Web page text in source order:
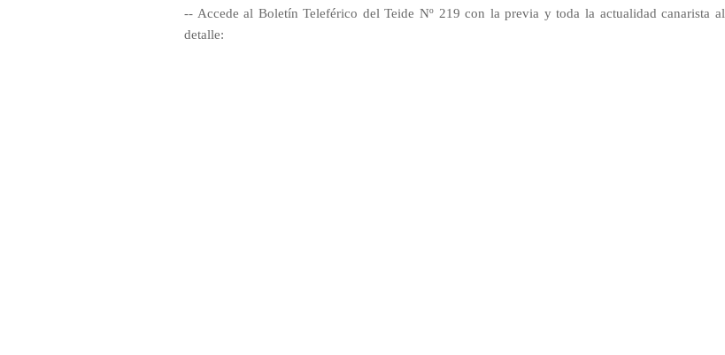
-- Accede al Boletín Teleférico del Teide Nº 219 con la previa y toda la actualidad canarista al
detalle: